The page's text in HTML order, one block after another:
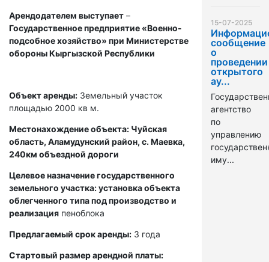
Арендодателем выступает –
Государственное предприятие «Военно-
подсобное хозяйство» при Министерстве
обороны Кыргызской Республики
Объект аренды: Земельный участок
площадью 2000 кв м.
Местонахождение объекта: Чуйская
область, Аламудунский район, с. Маевка,
240км объездной дороги
Целевое назначение государственного
земельного участка: установка объекта
облегченного типа под производство и
реализация пеноблока
Предлагаемый срок аренды: 3 года
Стартовый размер арендной платы:
15-07-2025
сообщение
о
проведении
открытого
ау...
агентство
по
управлению
иму...